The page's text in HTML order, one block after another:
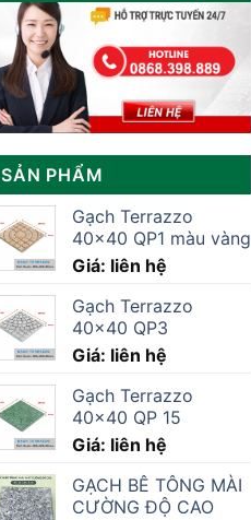
SẢN PHẨM
Gạch Terrazzo
40×40 QP1 màu vàng
Giá: liên hệ
Gạch Terrazzo
40×40 QP3
Giá: liên hệ
Gạch Terrazzo
40×40 QP 15
Giá: liên hệ
GẠCH BÊ TÔNG MÀI
CƯỜNG ĐỘ CAO